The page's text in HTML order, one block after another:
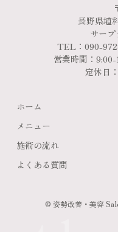
長野県埴
サー
TEL：090-
営業時間：9:00-
定休日
ホーム
メニュー
施術の流れ
よくある質問
© 姿勢改善・美容